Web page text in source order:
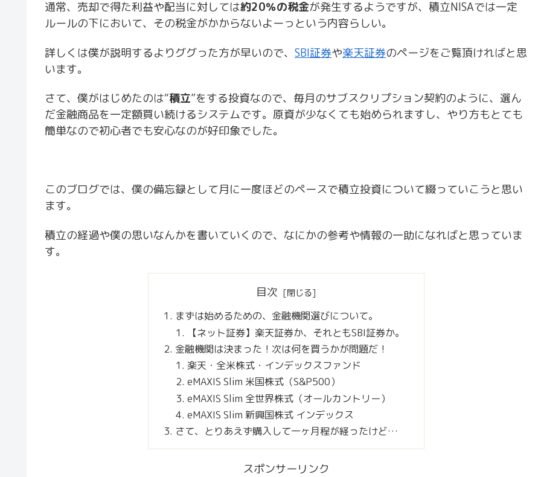
通常、売却で得た利益や配当に対しては約20％の税金が発生するようですが、積立NISAでは一定
ルールの下において、その税金がかからないよーっという内容らしい。
詳しくは僕が説明するよりググった方が早いので、 SBI証券や楽天証券のページをご覧頂ければと思
います。
さて、僕がはじめたのは“積立”をする投資なので、毎月のサブスクリプション契約のように、選ん
だ金融商品を一定額買い続けるシステムです。原資が少なくても始められますし、やり方もとても
簡単なので初心者でも安心なのが好印象でした。
このブログでは、僕の備忘録として月に一度ほどのペースで積立投資について綴っていこうと思い
ます。
積立の経過や僕の思いなんかを書いていくので、なにかの参考や情報の一助になればと思っていま
す。
目次
まずは始めるための、金融機関選びについて。
【ネット証券】楽天証券か、それともSBI証券か。
金融機関は決まった！次は何を買うかが問題だ！
楽天・全米株式・インデックスファンド
eMAXIS Slim 米国株式（S&P500）
eMAXIS Slim 全世界株式（オールカントリー）
eMAXIS Slim 新興国株式 インデックス
さて、とりあえず購入して一ヶ月程が経ったけど…
スポンサーリンク